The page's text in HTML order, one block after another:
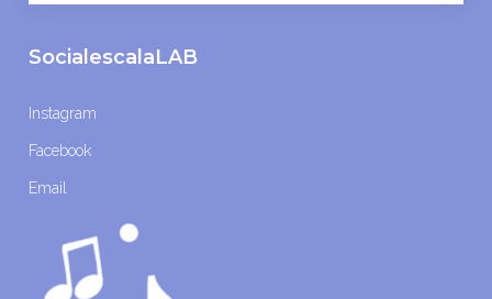
SocialescalaLAB
Instagram
Facebook
Email